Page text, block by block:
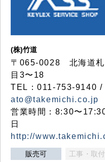
(株)竹道
〒065-0028 北海道札
目3〜18
TEL：011-753-9140
ato@takemichi.co.jp
営業時間：8:30〜
日
http://
販売可 工事・取